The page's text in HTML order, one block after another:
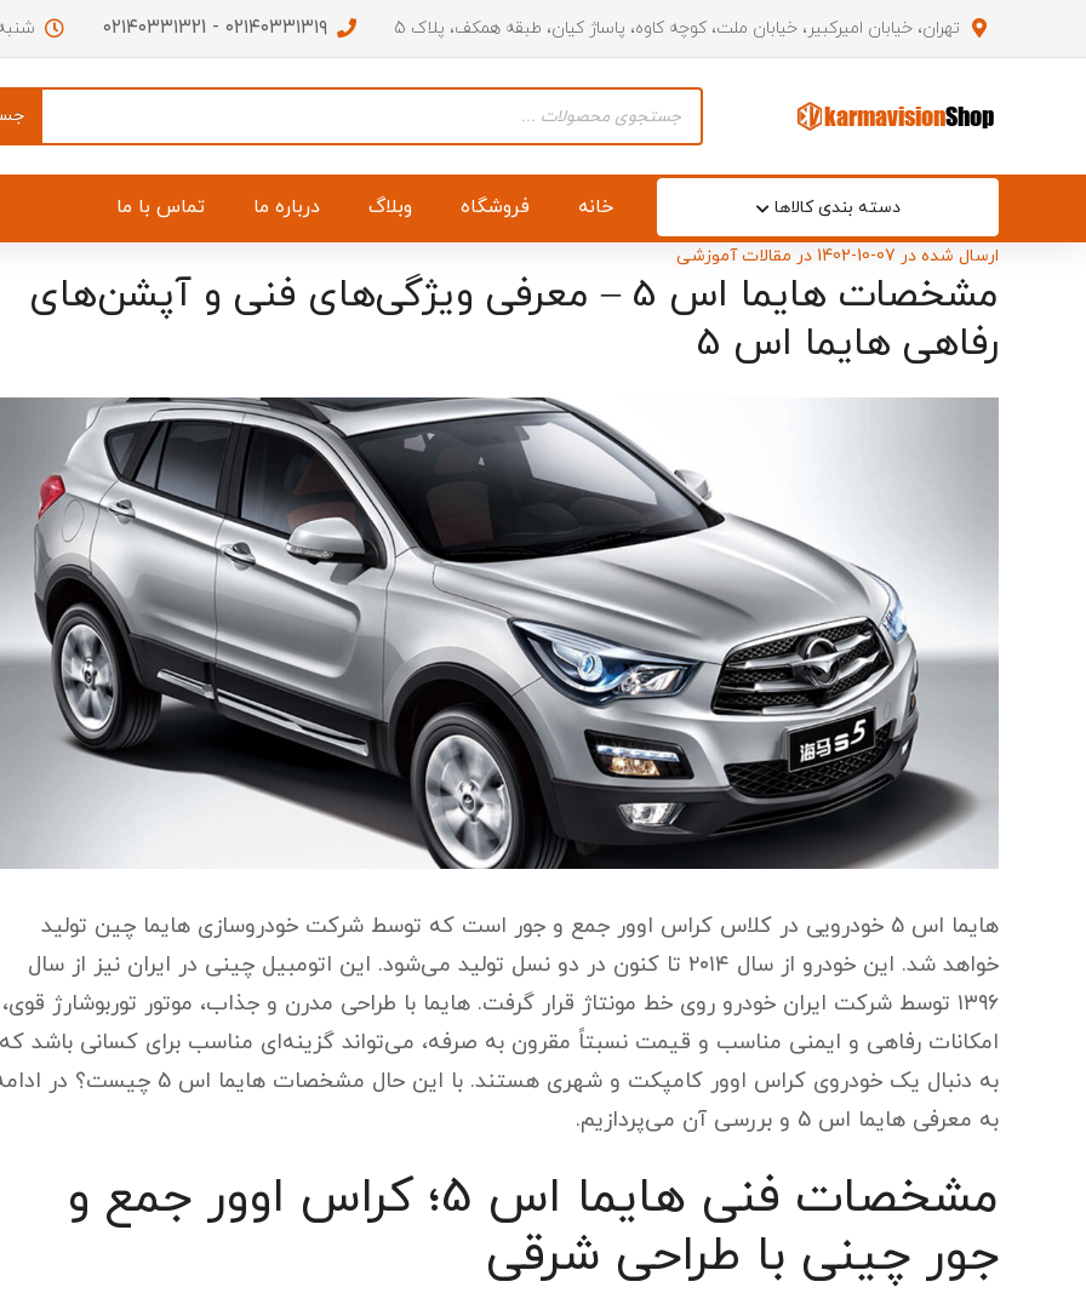
تهران، خیابان امیرکبیر، خیابان ملت، کوچه کاوه، پاساژ کیان، طبقه همکف، پلاک 5 ۰۲۱۴۰۳۳۱۳۱۹ - ۰۲۱۴۰۳۳۱۳21 شنبه تا
search
دسته بندی کالاها
آینه بغل سمت چپ اچ سی کراس
جلو پنجره اچ سی کراس
زبانه قفل صندوق اچ سی کراس
زه گلگیر جلو اچ سی کراس
شلگیر جلو حلالی اچ سی کراس
فوم سپر جلو اچ سی کراس
سپرجلو اچ سی کراس
نگهدارنده درب کاپوت اچ سی
خانه فروشگاه وبلاگ درباره ما تماس با ما
ارسال شده در 1402-10-07 در مقالات آموزشی
مشخصات هایما اس 5 – معرفی ویژگی‌های فنی و آپشن‌های
رفاهی هایما اس 5
هایما اس 5 خودرویی در کلاس کراس اوور جمع و جور است که توسط شرکت خودروسازی هایما چین تولید
خواهد شد. این خودرو از سال ۲۰۱۴ تا کنون در دو نسل تولید می‌شود. این اتومبیل چینی در ایران نیز از سال
۱۳۹۶ توسط شرکت ایران خودرو روی خط مونتاژ قرار گرفت. هایما با طراحی مدرن و جذاب، موتور توربوشارژ قوی،
امکانات رفاهی و ایمنی مناسب و قیمت نسبتاً مقرون به صرفه، می‌تواند گزینه‌ای مناسب برای کسانی باشد که
به دنبال یک خودروی کراس اوور کامپکت و شهری هستند. با این حال مشخصات هایما اس 5 چیست؟
به معرفی هایما اس 5 و بررسی آن می‌پردازیم.
مشخصات فنی هایما اس 5؛ کراس اوور جمع و
جور چینی با طراحی شرقی